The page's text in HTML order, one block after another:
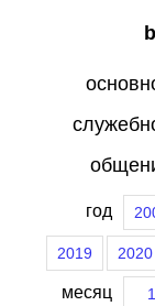
год
2019 2020
месяц 1